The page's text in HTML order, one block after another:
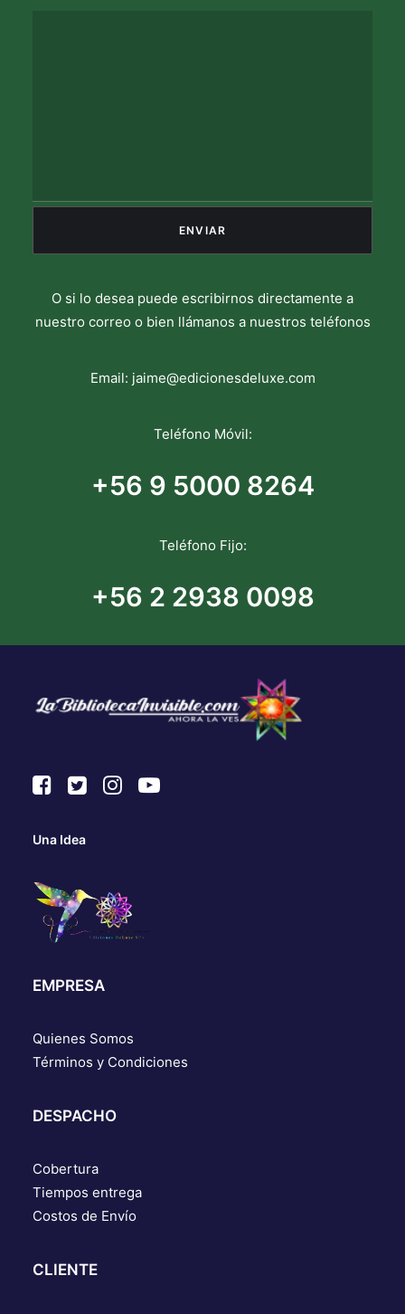
O si lo desea puede escribirnos directamente a
nuestro correo o bien llámanos a nuestros teléfonos
Email: jaime@edicionesdeluxe.com
Teléfono Móvil:
+56 9 5000 8264
Teléfono Fijo:
+56 2 2938 0098
Una Idea
EMPRESA
Quienes Somos
Términos y Condiciones
DESPACHO
Cobertura
Tiempos entrega
Costos de Envío
CLIENTE